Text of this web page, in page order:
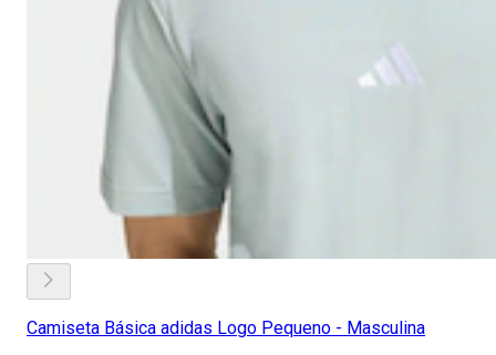
Camiseta Básica adidas Logo Pequeno - Masculina